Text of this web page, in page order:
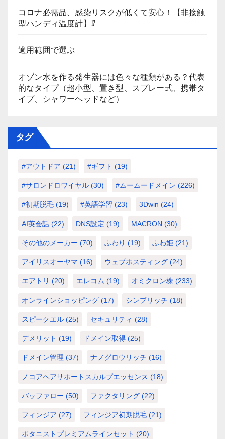
コロナ必需品、感染リスクが低くて安心！【非接触
型ハンディ温度計】⁉
適用範囲で選ぶ
オゾン水を作る発生器には色々な種類がある？代表
的なタイプ（超小型、置き型、スプレー式、携帯タ
イプ、シャワーヘッドなど）
タグ
#アウトドア (21) #ギフト (19)
#サロンドロワイヤル (30) #ムームードメイン (226)
#初期脱毛 (19) #英語学習 (23) 3Dwin (24)
AI英会話 (22) DNS設定 (19) MACRON (30)
その他のメーカー (70) ふわり (19) ふわ姫 (21)
アイリスオーヤマ (16) ウェブホスティング (24)
エアトリ (20) エレコム (19) オミクロン株 (233)
オンラインショッピング (17) シンプリッチ (18)
スピークエル (25) セキュリティ (28)
デメリット (19) ドメイン取得 (25)
ドメイン管理 (37) ナノグロウリッチ (16)
ノコアヘアサポートスカルプエッセンス (18)
バッファロー (50) ファクタリング (22)
フィンジア (27) フィンジア初期脱毛 (21)
ボタニストプレミアムラインセット (20)